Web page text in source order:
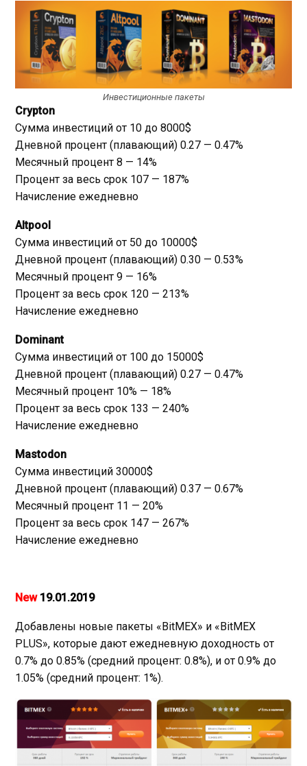
Инвестиционные пакеты
Crypton
Сумма инвестиций от 10 до 8000$
Дневной процент (плавающий) 0.27 — 0.47%
Месячный процент 8 — 14%
Процент за весь срок 107 — 187%
Начисление ежедневно
Altpool
Сумма инвестиций от 50 до 10000$
Дневной процент (плавающий) 0.30 — 0.53%
Месячный процент 9 — 16%
Процент за весь срок 120 — 213%
Начисление ежедневно
Dominant
Сумма инвестиций от 100 до 15000$
Дневной процент (плавающий) 0.27 — 0.47%
Месячный процент 10% — 18%
Процент за весь срок 133 — 240%
Начисление ежедневно
Mastodon
Сумма инвестиций 30000$
Дневной процент (плавающий) 0.37 — 0.67%
Месячный процент 11 — 20%
Процент за весь срок 147 — 267%
Начисление ежедневно
New 19.01.2019
Добавлены новые пакеты «BitMEX» и «BitMEX
PLUS», которые дают ежедневную доходность от
0.7% до 0.85% (средний процент: 0.8%), и от 0.9% до
1.05% (средний процент: 1%).